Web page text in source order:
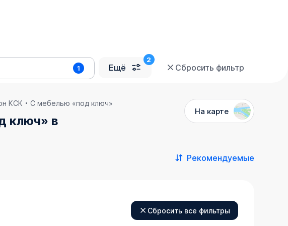
1 Ещё Сбросить фильтр
КСК С мебелью «под ключ»
ключ» в
На карте
Рекомендуемые
Сбросить все фильтры